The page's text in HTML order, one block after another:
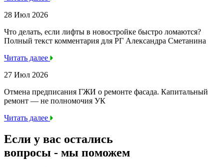
28 Июл 2026
Что делать, если лифты в новостройке быстро ломаются?
Полный текст комментария для РГ Александра Сметанина
Читать далее
27 Июл 2026
Отмена предписания ГЖИ о ремонте фасада. Капитальный
ремонт — не полномочия УК
Читать далее
Если у вас остались
вопросы - мы поможем